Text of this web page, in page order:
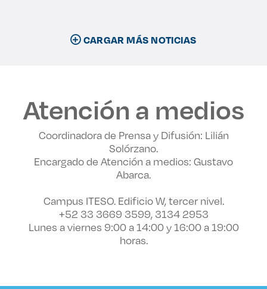
CARGAR MÁS NOTICIAS
Atención a medios
Coordinadora de Prensa y Difusión: Lilián
Solórzano.
Encargado de Atención a medios: Gustavo
Abarca.
Campus ITESO. Edificio W, tercer nivel.
+52 33 3669 3599, 3134 2953
Lunes a viernes 9:00 a 14:00 y 16:00 a 19:00
horas.